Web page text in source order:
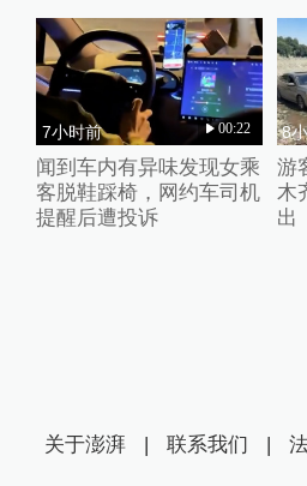
7小时前 00:22
闻到车内有异味发现女乘
客脱鞋踩椅，网约车司机
提醒后遭投诉
8
游
木
出
关于澎湃 | 联系我们 |